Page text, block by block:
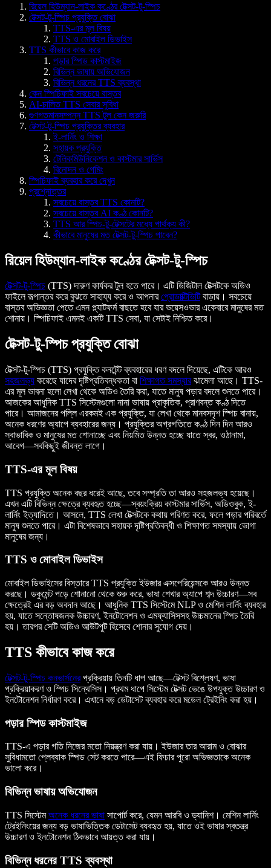
রিয়েল হিউম্যান-লাইক কণ্ঠের টেক্সট-টু-স্পিচ
টেক্সট-টু-স্পিচ প্রযুক্তি বোঝা
TTS-এর মূল বিষয়
TTS ও মোবাইল ডিভাইস
TTS কীভাবে কাজ করে
পড়ার স্পিড কাস্টমাইজ
বিভিন্ন ভাষায় অভিযোজন
বিভিন্ন ধরনের TTS ব্যবস্থা
কেন স্পিচিফাই সবচেয়ে বাস্তব
AI-চালিত TTS সেবার সুবিধা
গুণগতমানসম্পন্ন TTS টুল কেন জরুরি
টেক্সট-টু-স্পিচ প্রযুক্তির ব্যবহার
ই-লার্নিং ও শিক্ষা
সহায়ক প্রযুক্তি
টেলিকমিউনিকেশন ও কাস্টমার সার্ভিস
বিনোদন ও গেমিং
স্পিচিফাই ব্যবহার করে দেখুন
প্রশ্নোত্তর
সবচেয়ে বাস্তব TTS কোনটি?
সবচেয়ে বাস্তব AI কণ্ঠ কোনটি?
TTS আর স্পিচ-টু-টেক্সটের মধ্যে পার্থক্য কী?
কীভাবে মানুষের মত টেক্সট-টু-স্পিচ পাবেন?
রিয়েল হিউম্যান-লাইক কণ্ঠের টেক্সট-টু-স্পিচ
টেক্সট-টু-স্পিচ (TTS) দারুণ কার্যকর টুল হতে পারে। এটি ডিজিটাল টেক্সটকে অডিও
ফাইলে রূপান্তর করে বুঝতে সাহায্য করে ও আপনারপ্রোডাক্টিভিটিবাড়ায়। সবচেয়ে
বাস্তব অভিজ্ঞতা পেতে এমন প্ল্যাটফর্ম বাছতে হবে যার ভয়েসওভার একেবারে মানুষের মত
শোনায়। স্পিচিফাই এমনই একটি TTS সেবা, যা সেটাই নিশ্চিত করে।
টেক্সট-টু-স্পিচ প্রযুক্তি বোঝা
টেক্সট-টু-স্পিচ (TTS) প্রযুক্তি কনটেন্ট ব্যবহারের ধরণ বদলে দিয়েছে, এটিকে আরও
সহজলভ্য করেছে যাদের দৃষ্টিপ্রতিবন্ধকতা বা শিক্ষাগত সমস্যারঝামেলা আছে। TTS-
এর মূল ভাবনা হলো লেখা থেকে অডিও তৈরি করা, যাতে মানুষ পড়ার বদলে শুনতে পারে।
আজকের আধুনিক TTS সিস্টেমগুলো নানা ভাষায় প্রাকৃতিক, প্রাণবন্ত কণ্ঠ দিতে
পারে। আমাজনের পল্লি এরকমই এক প্রযুক্তি, যা লেখা থেকে মানবসদৃশ স্পিচ বানায়,
অনেক ধরণের অ্যাপে ব্যবহারের জন্য। প্রযুক্তির অগ্রগতিতে কণ্ঠ দিন দিন আরও
স্বাভাবিক ও মানুষের মত শোনাচ্ছে এবং নিয়মিত উন্নত হচ্ছে যাতে স্বর, ওঠানামা,
আবেগ—সবকিছুই জীবন্ত লাগে।
TTS-এর মূল বিষয়
TTS প্রযুক্তি অনেক বছর ধরেই আছে, তবে সম্প্রতি তা আরও সহজলভ্য হয়েছে।
এখন এটি বিভিন্ন ক্ষেত্রে ব্যবহৃত হচ্ছে—স্বয়ংক্রিয় কাস্টমার সার্ভিস, অডিওবুক, ই-
লার্নিং ইত্যাদিতে। আসলে, TTS লেখা টেক্সটকে কথায় পরিণত করে, ফলে পড়ার পরিবর্তে
মানুষ শুনতে পারে। এটা বিশেষভাবে সহায়ক দৃষ্টিপ্রতিবন্ধী ও শিক্ষাগত সমস্যায় ভোগা
মানুষের জন্য।
TTS ও মোবাইল ডিভাইস
মোবাইল ডিভাইসের বিস্তারে TTS প্রযুক্তি ইউজার এক্সপেরিয়েন্সকে আরও উন্নত
করছে। ডকুমেন্ট পড়ে শোনানো থেকে শুরু করে, ভাষা শেখার অ্যাপে শব্দ উচ্চারণ—সব
ক্ষেত্রেই এর বড় অবদান আছে। আধুনিক TTS সিস্টেমে NLP ও মেশিন লার্নিং ব্যবহার
হয়, যাতে সন্তোষজনক উচ্চারণ, ইনটোনেশন ও এমফ্যাসিসসহ উচ্চমানের স্পিচ তৈরি
হয়। তারপর সেটি অডিও আউটপুট হিসেবে শোনার সুযোগ দেয়।
TTS কীভাবে কাজ করে
টেক্সট-টু-স্পিচ কনভার্সনেরপ্রক্রিয়ায় তিনটি ধাপ আছে—টেক্সট বিশ্লেষণ, ভাষা
প্রক্রিয়াকরণ ও স্পিচ সিন্থেসিস। প্রথম ধাপে সিস্টেম টেক্সট ভেঙে উপযুক্ত উচ্চারণ ও
ইনটোনেশন নির্ধারণ করে। এখানে বড় ডেটাসেট ব্যবহার করে মডেল ট্রেইনিং করা হয়।
পড়ার স্পিড কাস্টমাইজ
TTS-এ পড়ার গতি নিজের মতো নিয়ন্ত্রণ করা যায়। ইউজার তার আরাম ও বোঝার
সুবিধামতো প্লেব্যাক স্পিড সেট করতে পারে—এই ফিচার পুরো অভিজ্ঞতাকে অনেক
ভালো করে।
বিভিন্ন ভাষায় অভিযোজন
TTS সিস্টেমঅনেক ধরনের ভাষা সাপোর্ট করে, যেমন আরবি ও ড্যানিশ। মেশিন লার্নিং
ট্রেইনিংয়ের জন্য বড় ভাষাভিত্তিক ডেটাসেট ব্যবহৃত হয়, যাতে ওই ভাষার স্বতন্ত্র
উচ্চারণ ও ইনটোনেশন ঠিকভাবে আয়ত্ত করা যায়।
বিভিন্ন ধরনের TTS ব্যবস্থা